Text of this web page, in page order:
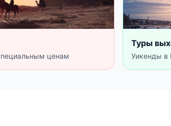
ценам
Туры
Уикенды в